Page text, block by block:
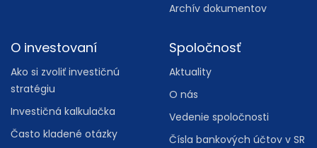
Archív dokumentov
O investovaní
Ako si zvoliť investičnú
stratégiu
Investičná kalkulačka
Často kladené otázky
Spoločnosť
Aktuality
O nás
Vedenie spoločnosti
Čísla bankových účtov v SR